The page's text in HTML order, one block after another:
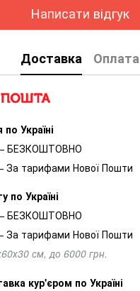
Написати відгук
Доставка Оплата
Україні
— БЕЗКОШТОВНО
За тарифами Нової Пошти
Україні
— БЕЗКОШТОВНО
За тарифами Нової Пошти
см, до 6000 грн.
кур'єром по Україні